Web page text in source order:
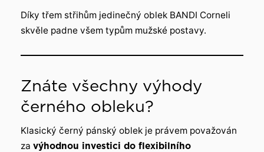
Díky třem střihům jedinečný oblek BANDI Corneli
skvěle padne všem typům mužské postavy.
Znáte všechny výhody
černého obleku?
Klasický černý pánský oblek je právem považován
za výhodnou investici do flexibilního